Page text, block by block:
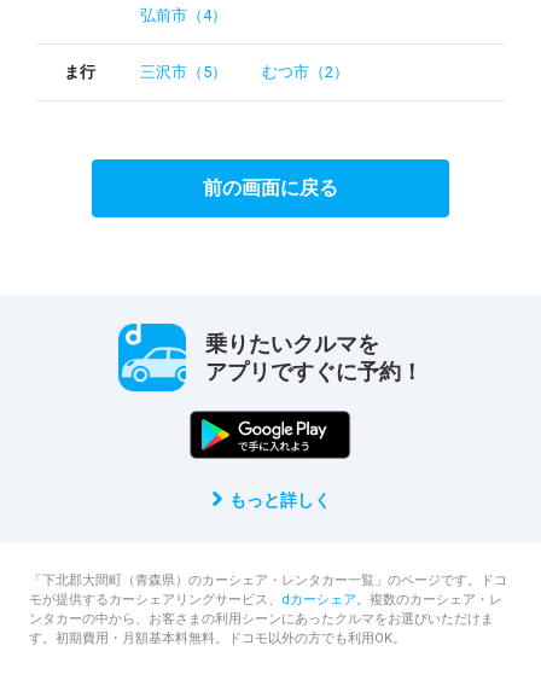
弘前市（4）
ま行 三沢市（5） むつ市（2）
前の画面に戻る
乗りたいクルマを
アプリですぐに予約！
もっと詳しく
「下北郡大間町（青森県）のカーシェア・レンタカー一覧」のページです。ドコ
モが提供するカーシェアリングサービス、 dカーシェア。複数のカーシェア・レ
ンタカーの中から、お客さまの利用シーンにあったクルマをお選びいただけま
す。初期費用・月額基本料無料。ドコモ以外の方でも利用OK。